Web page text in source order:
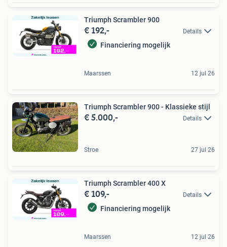
Triumph Scrambler 900
€ 192,- Details
Financiering mogelijk
Maarssen 12 jul 26
Triumph Scrambler 900 - Klassieke stijl
€ 5.000,- Details
Stroe 27 jul 26
Triumph Scrambler 400 X
€ 109,- Details
Financiering mogelijk
Maarssen 12 jul 26